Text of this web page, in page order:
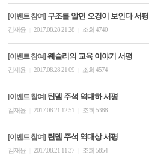
[이벤트 참여] 구조를 알면 오경이 보인다 서평
김재윤 2017.08.28 21:28 조회 4740
[이벤트 참여] 웨슬리의 교육 이야기 서평
김재윤 2017.08.28 21:09 조회 4574
[이벤트 참여] 틴델 주석 역대하 서평
김재윤 2017.08.21 12:51 조회 5388
[이벤트 참여] 틴델 주석 역대상 서평
김재윤 2017.08.21 11:37 조회 5854